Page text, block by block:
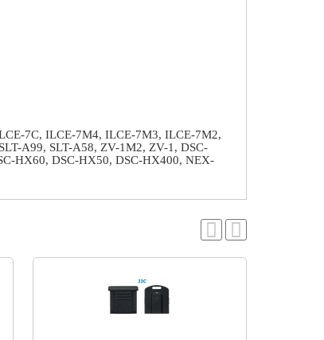
7C, ILCE-7M4, ILCE-7M3, ILCE-7M2,
A99, SLT-A58, ZV-1M2, ZV-1, DSC-
HX60, DSC-HX50, DSC-HX400, NEX-